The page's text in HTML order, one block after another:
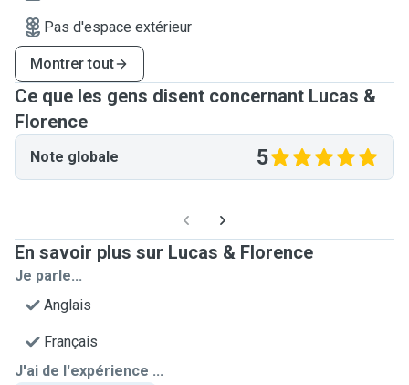
Pas d'espace extérieur
Montrer tout
Ce que les gens disent concernant Lucas &
Florence
Note globale 5
En savoir plus sur Lucas & Florence
Je parle...
Anglais
Français
J'ai de l'expérience ...